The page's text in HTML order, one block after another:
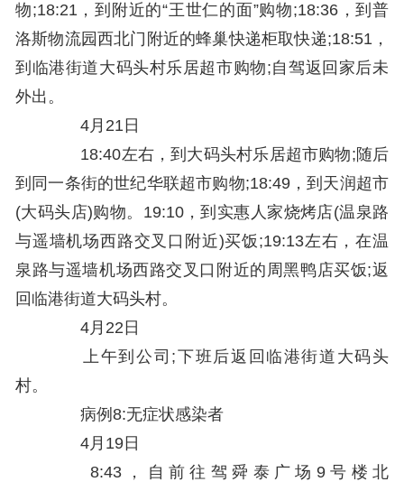
物;18:21，到附近的“王世仁的面”购物;18:36，到普
洛斯物流园西北门附近的蜂巢快递柜取快递;18:51，
到临港街道大码头村乐居超市购物;自驾返回家后未
外出。
4月21日
18:40左右，到大码头村乐居超市购物;随后
到同一条街的世纪华联超市购物;18:49，到天润超市
(大码头店)购物。19:10，到实惠人家烧烤店(温泉路
与遥墙机场西路交叉口附近)买饭;19:13左右，在温
泉路与遥墙机场西路交叉口附近的周黑鸭店买饭;返
回临港街道大码头村。
4月22日
上午到公司;下班后返回临港街道大码头
村。
病例8:无症状感染者
4月19日
8:43，自前往驾舜泰广场9号楼北